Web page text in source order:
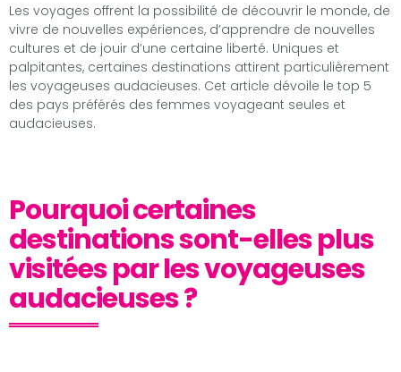
Les voyages offrent la possibilité de découvrir le monde, de
vivre de nouvelles expériences, d’apprendre de nouvelles
cultures et de jouir d’une certaine liberté. Uniques et
palpitantes, certaines destinations attirent particulièrement
les voyageuses audacieuses. Cet article dévoile le top 5
des pays préférés des femmes voyageant seules et
audacieuses.
Pourquoi certaines
destinations sont-elles plus
visitées par les voyageuses
audacieuses ?